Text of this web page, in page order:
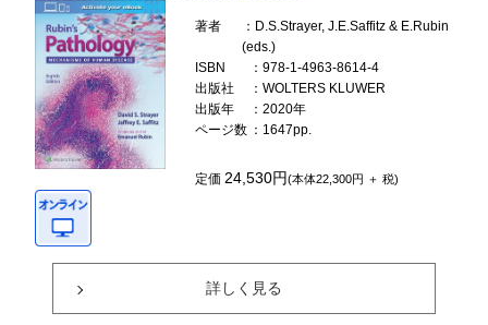
著者
：D.S.Strayer, J.E.Saffitz & E.Rubin
(eds.)
ISBN
：978-1-4963-8614-4
出版社
：WOLTERS KLUWER
出版年
：2020年
ページ数 ：1647pp.
定価24,530円(本体22,300円 ＋ 税)
詳しく見る